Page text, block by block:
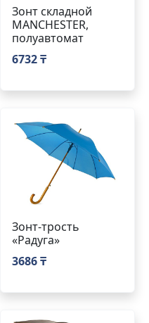
Зонт складной
MANCHESTER,
полуавтомат
6732 ₸
Зонт-трость
«Радуга»
3686 ₸